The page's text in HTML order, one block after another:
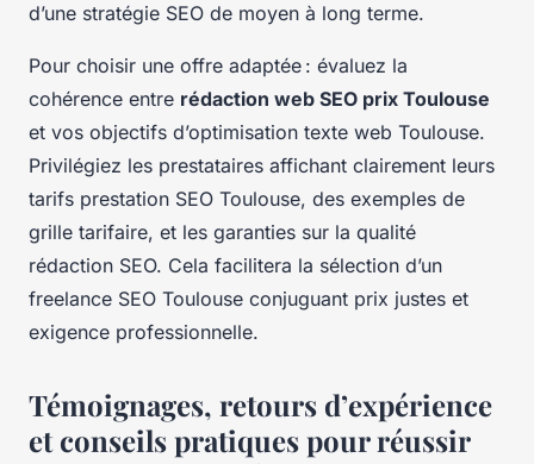
d’une stratégie SEO de moyen à long terme.
Pour choisir une offre adaptée : évaluez la
cohérence entre rédaction web SEO prix Toulouse
et vos objectifs d’optimisation texte web Toulouse.
Privilégiez les prestataires affichant clairement leurs
tarifs prestation SEO Toulouse, des exemples de
grille tarifaire, et les garanties sur la qualité
rédaction SEO. Cela facilitera la sélection d’un
freelance SEO Toulouse conjuguant prix justes et
exigence professionnelle.
Témoignages, retours d’expérience
et conseils pratiques pour réussir